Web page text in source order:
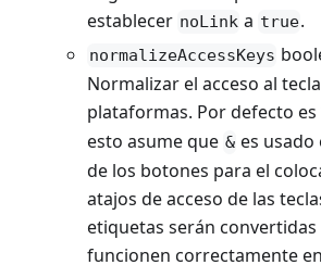
establecer noLink a true.
normalizeAccessKeys
Normalizar el acceso al
plataformas. Por defecto es
esto asume que & es usado
de los botones para el
atajos de acceso de las
etiquetas serán
funcionen correctamente